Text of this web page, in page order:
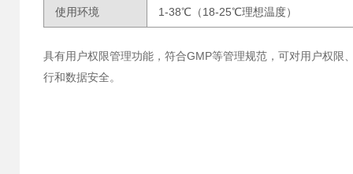
使用环境 1-38℃（18-25℃理想温度）
具有用户权限管理功能，符合GMP等管理规范，可对用户权
行和数据安全。